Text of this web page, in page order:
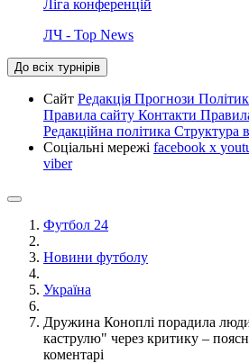
Ліга конференцій
ЛЧ - Top News
До всіх турнірів
Сайт Редакція Прогнози
Правила сайту Контакти
Редакційна політика Структура
Соціальні мережі facebook x
viber
Футбол 24
Новини футболу
Україна
Дружина Коноплі порадила
каструлю" через критику –
коментарі